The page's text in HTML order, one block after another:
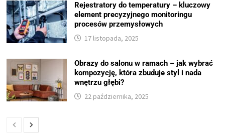
Rejestratory do temperatury – kluczowy
element precyzyjnego monitoringu
procesów przemysłowych
17 listopada, 2025
Obrazy do salonu w ramach – jak wybrać
kompozycję, która zbuduje styl i nada
wnętrzu głębi?
22 października, 2025